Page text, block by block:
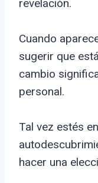
revelación.
Cuando
sugerir que
cambio
personal.
Tal vez estés
hacer una